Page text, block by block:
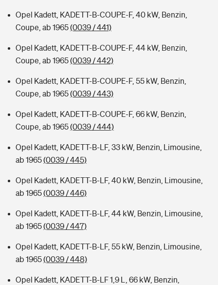
Opel Kadett, KADETT-B-COUPE-F, 40 kW, Benzin,
Coupe, ab 1965(0039 / 441)
Opel Kadett, KADETT-B-COUPE-F, 44 kW, Benzin,
Coupe, ab 1965(0039 / 442)
Opel Kadett, KADETT-B-COUPE-F, 55 kW, Benzin,
Coupe, ab 1965(0039 / 443)
Opel Kadett, KADETT-B-COUPE-F, 66 kW, Benzin,
Coupe, ab 1965(0039 / 444)
Opel Kadett, KADETT-B-LF, 33 kW, Benzin, Limousine,
ab 1965(0039 / 445)
Opel Kadett, KADETT-B-LF, 40 kW, Benzin, Limousine,
ab 1965(0039 / 446)
Opel Kadett, KADETT-B-LF, 44 kW, Benzin, Limousine,
ab 1965(0039 / 447)
Opel Kadett, KADETT-B-LF, 55 kW, Benzin, Limousine,
ab 1965(0039 / 448)
Opel Kadett, KADETT-B-LF 1,9 L, 66 kW, Benzin,